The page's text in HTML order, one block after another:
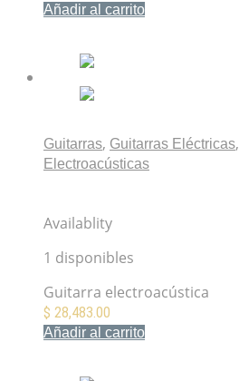
Añadir al carrito
Guitarras, Guitarras Eléctricas,
Electroacústicas
Availablity
1 disponibles
Guitarra electroacústica
$ 28,483.00
Añadir al carrito